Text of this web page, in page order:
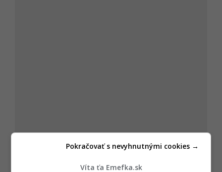
Víta ťa Emefka.sk
Pokračovať s nevyhnutnými cookies →